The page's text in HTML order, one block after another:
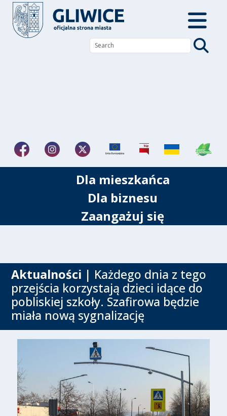
Dla mieszkańca
Dla biznesu
Zaangażuj się
Aktualności | Każdego dnia z tego
przejścia korzystają dzieci idące do
pobliskiej szkoły. Szafirowa będzie
miała nową sygnalizację